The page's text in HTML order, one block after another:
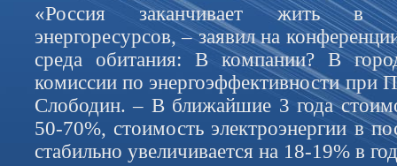
«Россия заканчивает жить в
энергоресурсов, – заявил на
среда обитания: В компании? В
комиссии по энергоэффективности при
Слободин. – В ближайшие 3 года
50-70%, стоимость электроэнергии в
стабильно увеличивается на 18-19% в